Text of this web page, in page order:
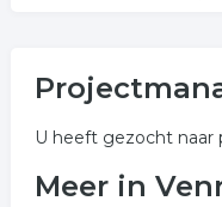
U heeft gezocht naar
Meer in